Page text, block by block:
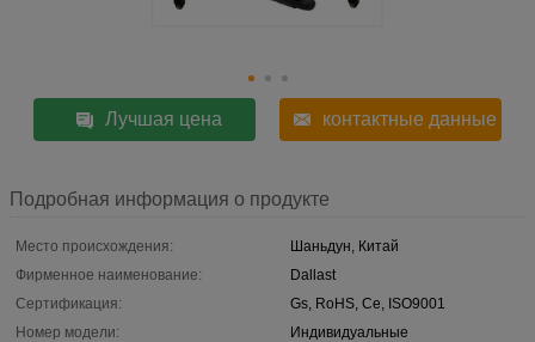
Лучшая цена контактные данные
Подробная информация о продукте
Место происхождения:
Шаньдун, Китай
Фирменное наименование:
Dallast
Сертификация:
Gs, RoHS, Ce, ISO9001
Номер модели:
Индивидуальные